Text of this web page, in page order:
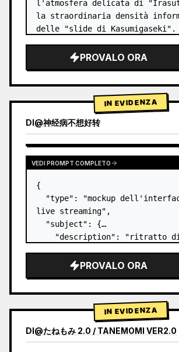
l'atmosfera delicata di
la straordinaria densità
delle "slide di Kasumigaseki".
PROVALO ORA
IN EVIDENZA
DI@神经病不想好转
VEDI PROMPT COMPLETO
{
"type": "mockup
live streaming",
  "subject": {
"description": "ritratto
shirt nera con una grafica
schematica bianca",
PROVALO ORA
IN EVIDENZA
DI@たねもみ 2.0 / TANEMOMI VER2.0